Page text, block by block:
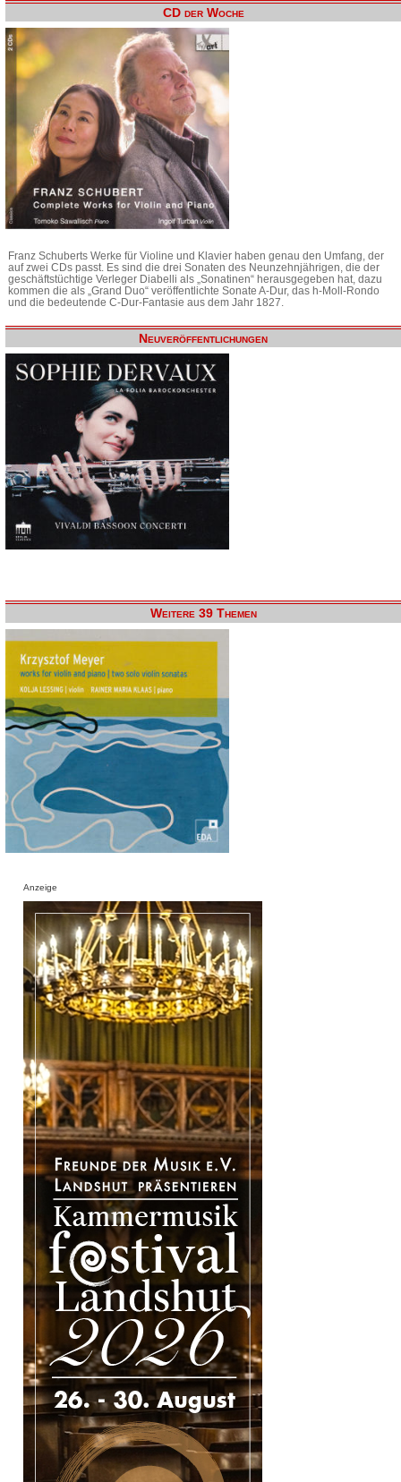
CD der Woche
Franz Schuberts Werke für Violine und Klavier haben genau den Umfang, der
auf zwei CDs passt. Es sind die drei Sonaten des Neunzehnjährigen, die der
geschäftstüchtige Verleger Diabelli als „Sonatinen“ herausgegeben hat, dazu
kommen die als „Grand Duo“ veröffentlichte Sonate A-Dur, das h-Moll-Rondo
und die bedeutende C-Dur-Fantasie aus dem Jahr 1827.
Neuveröffentlichungen
Weitere 39 Themen
Anzeige